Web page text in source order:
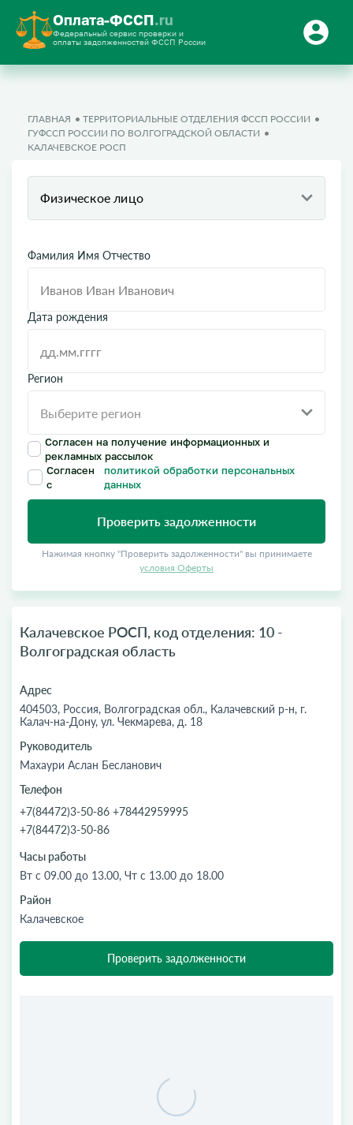
Оплата-ФССП.ru
Федеральный сервис проверки и
оплаты задолженностей ФССП России
ГЛАВНАЯ
ТЕРРИТОРИАЛЬНЫЕ ОТДЕЛЕНИЯ ФССП РОССИИ
ГУФССП РОССИИ ПО ВОЛГОГРАДСКОЙ ОБЛАСТИ
КАЛАЧЕВСКОЕ РОСП
Физическое лицо
Фамилия Имя Отчество
Дата рождения
Регион
Согласен на получение информационных и
рекламных рассылок
Согласен
с
политикой обработки персональных
данных
Проверить задолженности
Нажимая кнопку "Проверить задолженности" вы принимаете
условия Оферты
Калачевское РОСП, код отделения: 10 -
Волгоградская область
Адрес
404503, Россия, Волгоградская обл., Калачевский р-н, г.
Калач-на-Дону, ул. Чекмарева, д. 18
Руководитель
Махаури Аслан Бесланович
Телефон
+7(84472)3-50-86 +78442959995
+7(84472)3-50-86
Часы работы
Вт с 09.00 до 13.00, Чт с 13.00 до 18.00
Район
Калачевское
Проверить задолженности